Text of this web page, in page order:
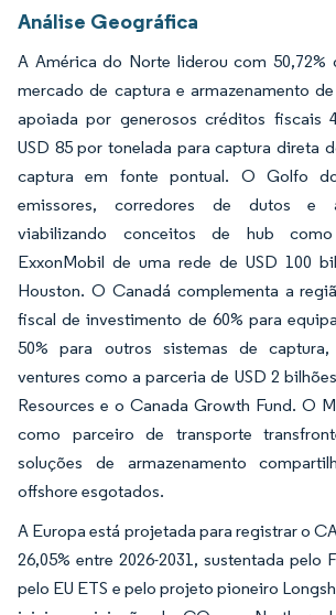
Análise Geográfica
A América do Norte liderou com 50,72%
mercado de captura e armazenamento
apoiada por generosos créditos fiscais
USD 85 por tonelada para captura direta
captura em fonte pontual. O Golfo
emissores, corredores de dutos e
viabilizando conceitos de hub
ExxonMobil de uma rede de USD 100
Houston. O Canadá complementa a
fiscal de investimento de 60% para
50% para outros sistemas de
ventures como a parceria de USD 2
Resources e o Canada Growth Fund. O
como parceiro de transporte
soluções de armazenamento
offshore esgotados.
A Europa está projetada para registrar o
26,05% entre 2026-2031, sustentada pelo
pelo EU ETS e pelo projeto pioneiro